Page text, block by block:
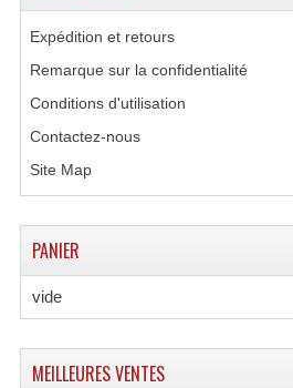
Expédition et retours
Remarque sur la confidentialité
Conditions d'utilisation
Contactez-nous
Site Map
PANIER
vide
MEILLEURES VENTES